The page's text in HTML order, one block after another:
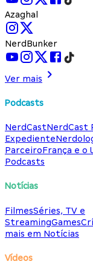
Azaghal
NerdBunker
Ver mais
Podcasts
NerdCastNerdCast
Expediente
ParceiroFrança e o
Podcasts
Notícias
FilmesSéries, TV e
StreamingGames
mais em Notícias
Vídeos